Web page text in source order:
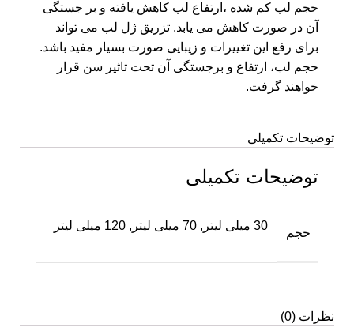
حجم لب کم شده ،ارتفاع لب کاهش یافته و بر جستگی
آن در صورت کاهش می یابد. تزریق ژل لب می تواند
برای رفع این تغییرات و زیبایی صورت بسیار مفید باشد.
حجم لب، ارتفاع و برجستگی آن تحت تاثیر سن قرار
خواهند گرفت.
توضیحات تکمیلی
توضیحات تکمیلی
حجم
30 میلی لیتر, 70 میلی لیتر, 120 میلی لیتر
نظرات (0)